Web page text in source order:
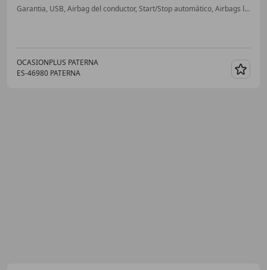
Garantia, USB, Airbag del conductor, Start/Stop automático, Airbags laterales, Control de tracción, Airbag acompañante, Faros antiniebla
OCASIONPLUS PATERNA
ES-46980 PATERNA